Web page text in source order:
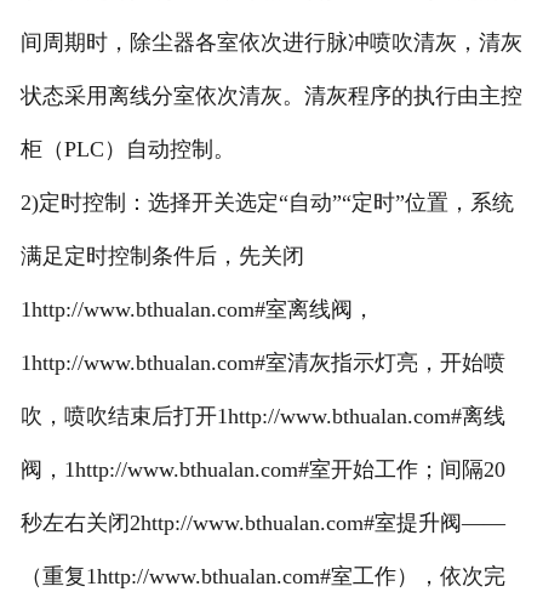
间周期时，除尘器各室依次进行脉冲喷吹清灰，清灰
状态采用离线分室依次清灰。清灰程序的执行由主控
柜（PLC）自动控制。
2)定时控制：选择开关选定“自动”“定时”位置，系统
满足定时控制条件后，先关闭
1http://www.bthualan.com#室离线阀，
1http://www.bthualan.com#室清灰指示灯亮，开始喷
吹，喷吹结束后打开1http://www.bthualan.com#离线
阀，1http://www.bthualan.com#室开始工作；间隔20
秒左右关闭2http://www.bthualan.com#室提升阀——
（重复1http://www.bthualan.com#室工作），依次完